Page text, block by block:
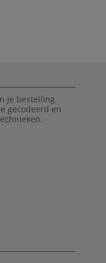
je bestelling
gecodeerd en